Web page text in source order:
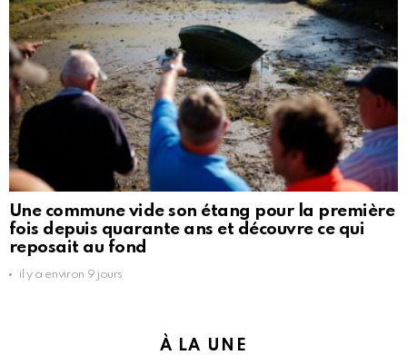
Une commune vide son étang pour la première
fois depuis quarante ans et découvre ce qui
reposait au fond
il y a environ 9 jours
À LA UNE